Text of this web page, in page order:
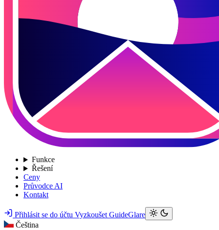
Funkce
Řešení
Ceny
Průvodce AI
Kontakt
Přihlásit se do účtu Vyzkoušet GuideGlare
Čeština